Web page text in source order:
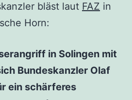
bläst laut FAZ in
Horn:
in Solingen mit
Bundeskanzler Olaf
ein schärferes